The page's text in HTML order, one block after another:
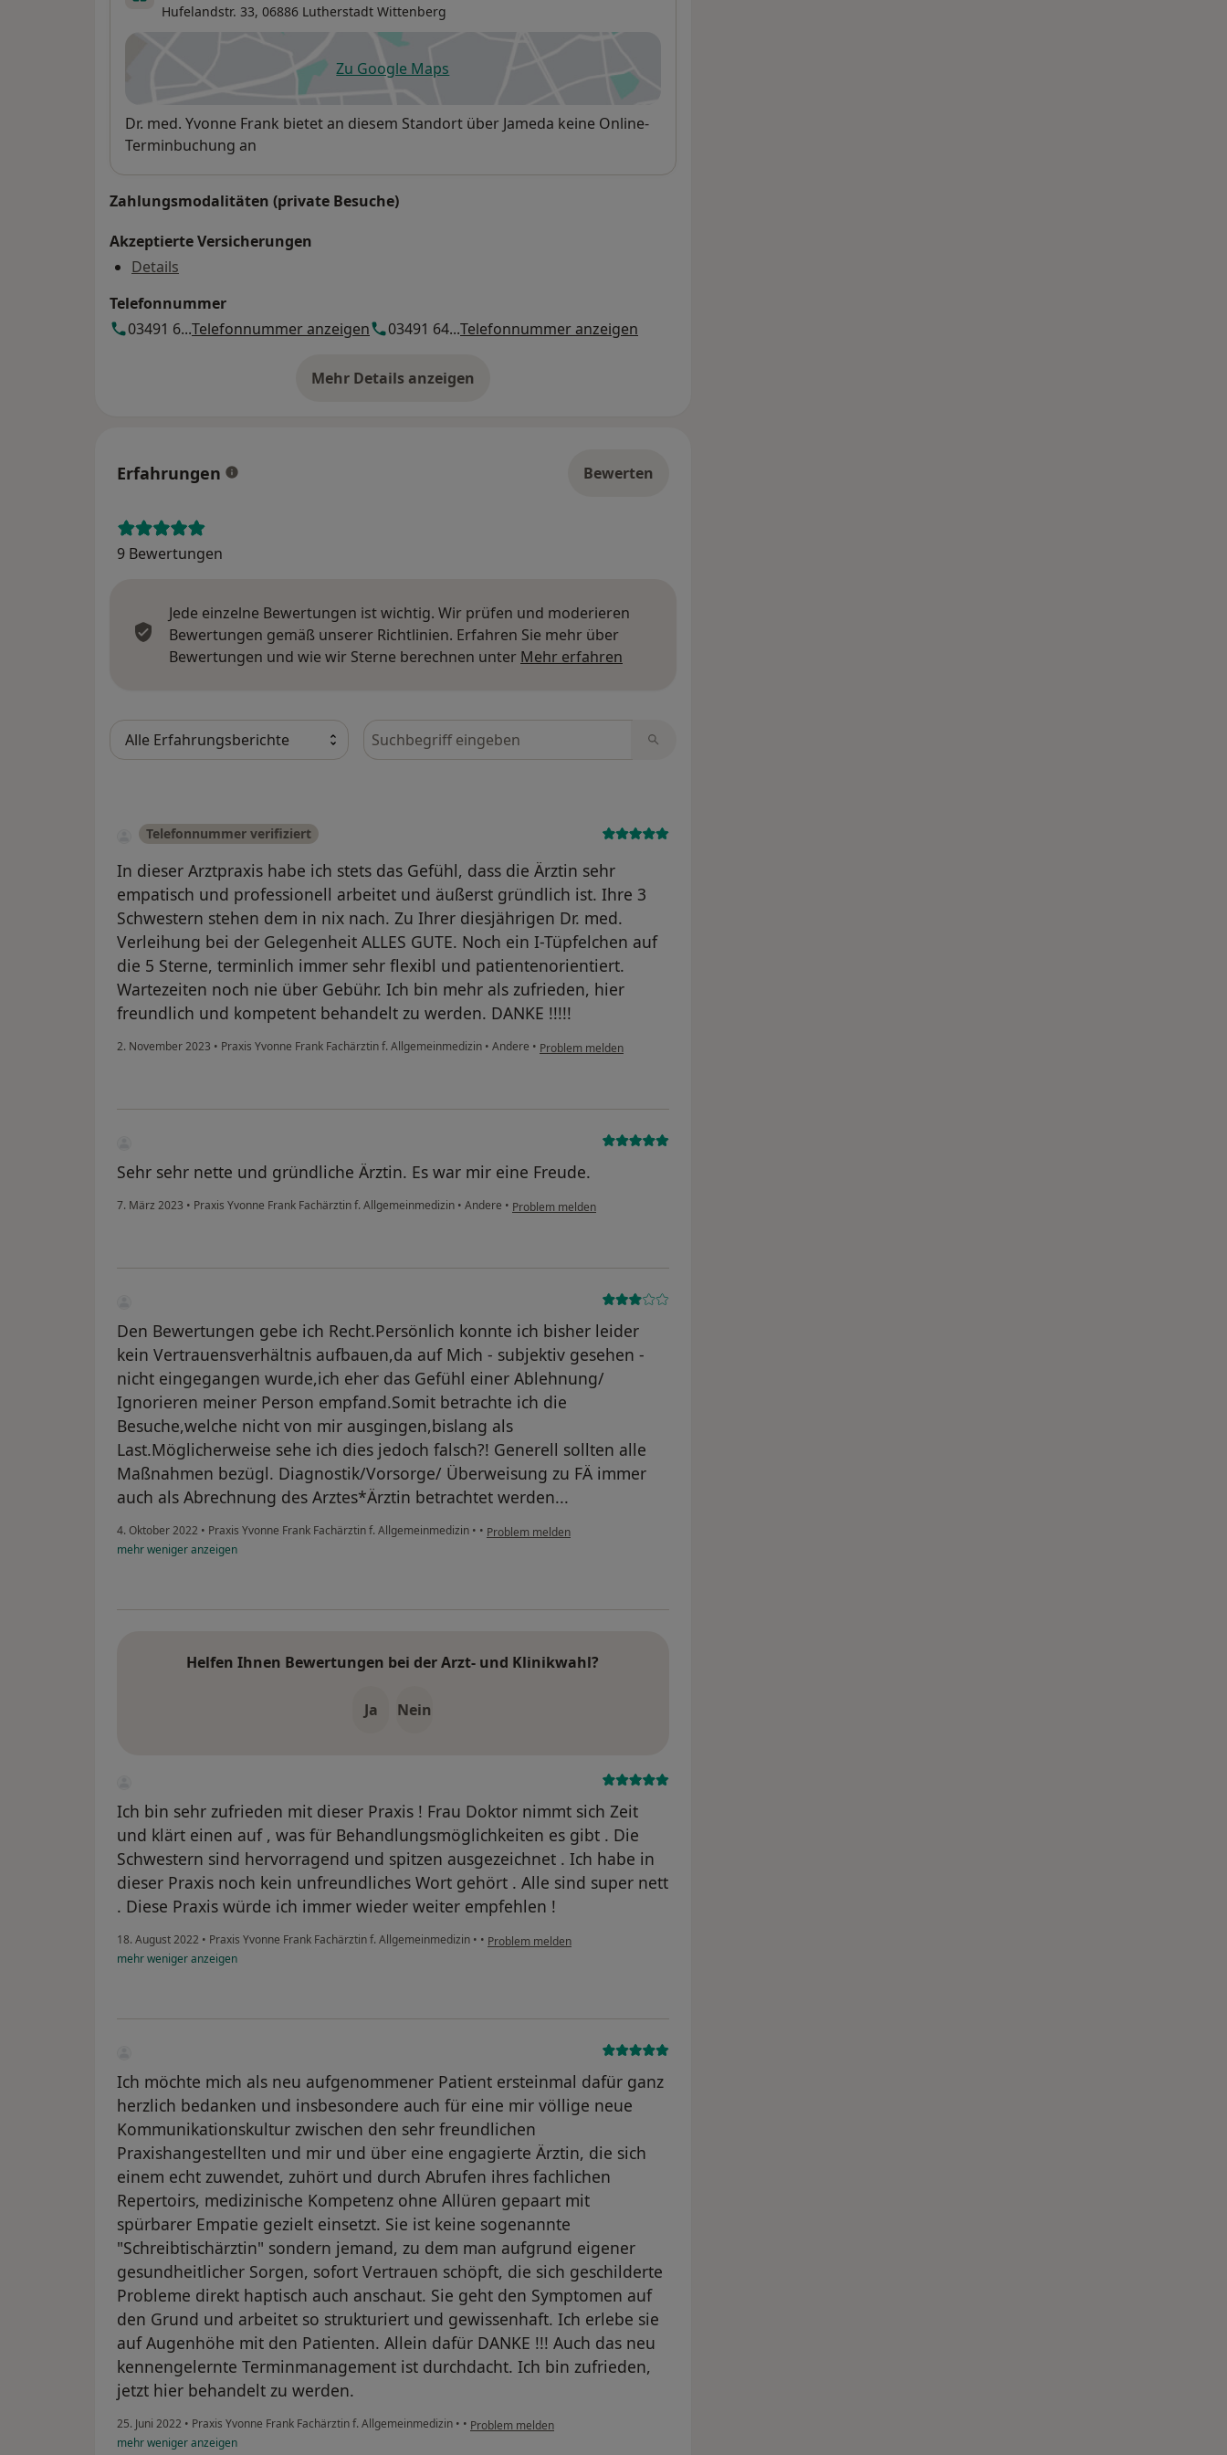
Hufelandstr. 33, 06886 Lutherstadt Wittenberg
Zu Google Mapsöffnet in einer neuen Registerkarte
Verfügbarkeit
Dr. med. Yvonne Frank bietet an diesem Standort über Jameda keine Online-
Terminbuchung an
Zahlungsmodalitäten (private Besuche)
Akzeptierte Versicherungen
Details
Telefonnummer
03491 6...Telefonnummer anzeigen 03491 64...Telefonnummer anzeigen
Mehr Details anzeigen
über die Adresse
Erfahrungen Bewerten
9 Bewertungen
Jede einzelne Bewertungen ist wichtig. Wir prüfen und moderieren
Bewertungen gemäß unserer Richtlinien. Erfahren Sie mehr über
Bewertungen und wie wir Sterne berechnen unter Mehr erfahren
Bewertungen durchsuchen
Telefonnummer verifiziert
In dieser Arztpraxis habe ich stets das Gefühl, dass die Ärztin sehr
empatisch und professionell arbeitet und äußerst gründlich ist. Ihre 3
Schwestern stehen dem in nix nach. Zu Ihrer diesjährigen Dr. med.
Verleihung bei der Gelegenheit ALLES GUTE. Noch ein I-Tüpfelchen auf
die 5 Sterne, terminlich immer sehr flexibl und patientenorientiert.
Wartezeiten noch nie über Gebühr. Ich bin mehr als zufrieden, hier
freundlich und kompetent behandelt zu werden. DANKE !!!!!
2. November 2023 • Praxis Yvonne Frank Fachärztin f. Allgemeinmedizin • Andere • Problem melden
Sehr sehr nette und gründliche Ärztin. Es war mir eine Freude.
7. März 2023 • Praxis Yvonne Frank Fachärztin f. Allgemeinmedizin • Andere • Problem melden
Den Bewertungen gebe ich Recht.Persönlich konnte ich bisher leider
kein Vertrauensverhältnis aufbauen,da auf Mich - subjektiv gesehen -
nicht eingegangen wurde,ich eher das Gefühl einer Ablehnung/
Ignorieren meiner Person empfand.Somit betrachte ich die
Besuche,welche nicht von mir ausgingen,bislang als
Last.Möglicherweise sehe ich dies jedoch falsch?! Generell sollten alle
Maßnahmen bezügl. Diagnostik/Vorsorge/ Überweisung zu FÄ immer
auch als Abrechnung des Arztes*Ärztin betrachtet werden...
4. Oktober 2022 • Praxis Yvonne Frank Fachärztin f. Allgemeinmedizin • • Problem melden
mehrwenigeranzeigen
Helfen Ihnen Bewertungen bei der Arzt- und Klinikwahl?
Ja Nein
Ich bin sehr zufrieden mit dieser Praxis ! Frau Doktor nimmt sich Zeit
und klärt einen auf , was für Behandlungsmöglichkeiten es gibt . Die
Schwestern sind hervorragend und spitzen ausgezeichnet . Ich habe in
dieser Praxis noch kein unfreundliches Wort gehört . Alle sind super nett
. Diese Praxis würde ich immer wieder weiter empfehlen !
18. August 2022 • Praxis Yvonne Frank Fachärztin f. Allgemeinmedizin • • Problem melden
mehrwenigeranzeigen
Ich möchte mich als neu aufgenommener Patient ersteinmal dafür ganz
herzlich bedanken und insbesondere auch für eine mir völlige neue
Kommunikationskultur zwischen den sehr freundlichen
Praxishangestellten und mir und über eine engagierte Ärztin, die sich
einem echt zuwendet, zuhört und durch Abrufen ihres fachlichen
Repertoirs, medizinische Kompetenz ohne Allüren gepaart mit
spürbarer Empatie gezielt einsetzt. Sie ist keine sogenannte
"Schreibtischärztin" sondern jemand, zu dem man aufgrund eigener
gesundheitlicher Sorgen, sofort Vertrauen schöpft, die sich geschilderte
Probleme direkt haptisch auch anschaut. Sie geht den Symptomen auf
den Grund und arbeitet so strukturiert und gewissenhaft. Ich erlebe sie
auf Augenhöhe mit den Patienten. Allein dafür DANKE !!! Auch das neu
kennengelernte Terminmanagement ist durchdacht. Ich bin zufrieden,
jetzt hier behandelt zu werden.
25. Juni 2022 • Praxis Yvonne Frank Fachärztin f. Allgemeinmedizin • • Problem melden
mehrwenigeranzeigen